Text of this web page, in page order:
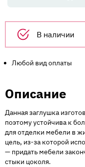
Н100
В наличии
Любой вид оплаты
Описание
Данная заглушка
поэтому устойчива к
для отделки мебели в
цель, из-за которой
— придать мебели
стыки цоколя.